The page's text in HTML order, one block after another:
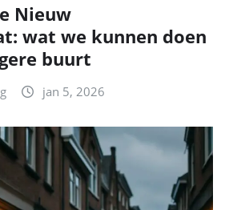
Nieuw
wat we kunnen doen
buurt
jan 5, 2026